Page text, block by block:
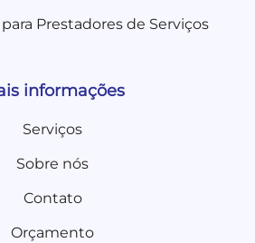
Prestadores de Serviços
informações
Serviços
Sobre nós
Contato
Orçamento